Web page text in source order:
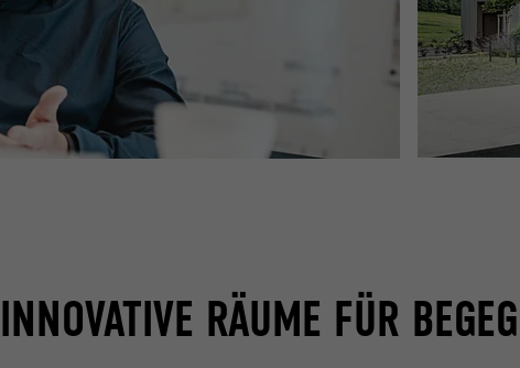
INNOVATIVE RÄUME FÜR